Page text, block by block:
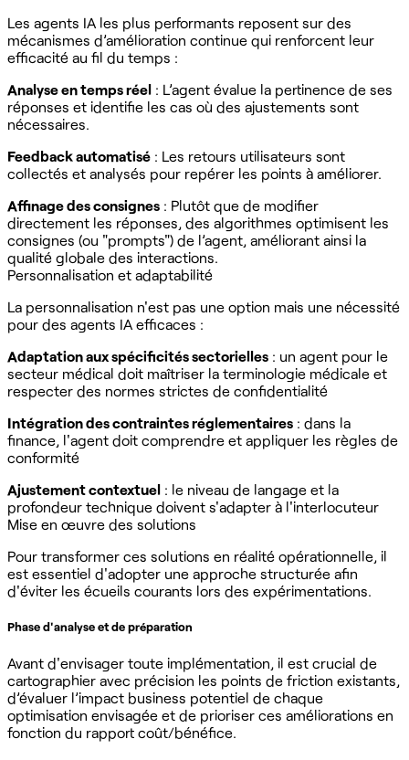
Les agents IA les plus performants reposent sur des
mécanismes d’amélioration continue qui renforcent leur
efficacité au fil du temps :
Analyse en temps réel : L’agent évalue la pertinence de ses
réponses et identifie les cas où des ajustements sont
nécessaires.
Feedback automatisé : Les retours utilisateurs sont
collectés et analysés pour repérer les points à améliorer.
Affinage des consignes : Plutôt que de modifier
directement les réponses, des algorithmes optimisent les
consignes (ou "prompts") de l’agent, améliorant ainsi la
qualité globale des interactions.
Personnalisation et adaptabilité
La personnalisation n'est pas une option mais une nécessité
pour des agents IA efficaces :
Adaptation aux spécificités sectorielles : un agent pour le
secteur médical doit maîtriser la terminologie médicale et
respecter des normes strictes de confidentialité
Intégration des contraintes réglementaires : dans la
finance, l'agent doit comprendre et appliquer les règles de
conformité
Ajustement contextuel : le niveau de langage et la
profondeur technique doivent s'adapter à l'interlocuteur
Mise en œuvre des solutions
Pour transformer ces solutions en réalité opérationnelle, il
est essentiel d'adopter une approche structurée afin
d'éviter les écueils courants lors des expérimentations.
Phase d'analyse et de préparation
Avant d'envisager toute implémentation, il est crucial de
cartographier avec précision les points de friction existants,
d’évaluer l’impact business potentiel de chaque
optimisation envisagée et de prioriser ces améliorations en
fonction du rapport coût/bénéfice.